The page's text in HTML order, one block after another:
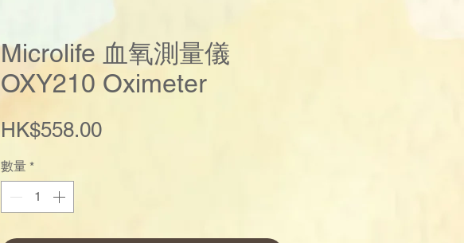
Microlife 血氧測量儀
OXY210 Oximeter
HK$558.00價
數量 *